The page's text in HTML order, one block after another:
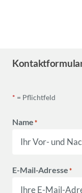
* = Pflichtfeld
Name*
E-Mail-Adresse*